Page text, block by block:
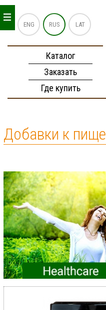
ENG RUS LAT
Каталог
Заказать
Где купить
_
_
_
Добавки к пище